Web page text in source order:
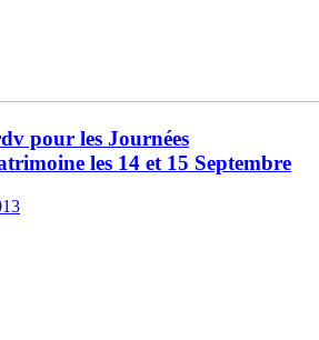
pour les Journées
les 14 et 15 Septembre